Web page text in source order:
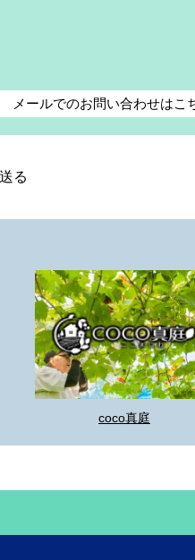
メールでのお問い合わせはこ
る
coco真庭